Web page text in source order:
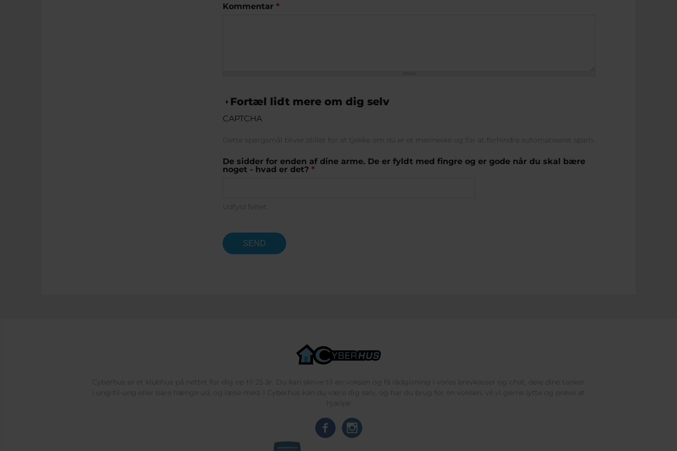
Kommentar *
Vis
Fortæl lidt mere om dig selv
CAPTCHA
Dette spørgsmål bliver stillet for at tjekke om du er et menneske og for at forhindre automatiseret spam.
De sidder for enden af dine arme. De er fyldt med fingre og er gode når du skal bære
noget - hvad er det? *
Udfyld feltet.
Cyberhus er et klubhus på nettet for dig op til 25 år. Du kan skrive til en voksen og få rådgivning i vores brevkasser og chat, dele dine tanker
i ung-til-ung eller bare hænge ud, og læse med. I Cyberhus kan du være dig selv, og har du brug for en voksen, vil vi gerne lytte og prøve at
hjælpe